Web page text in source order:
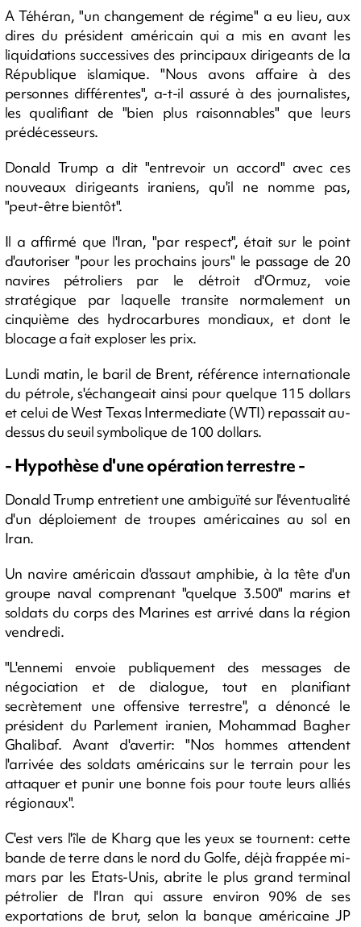
A Téhéran, "un changement de régime" a eu lieu, aux
dires du président américain qui a mis en avant les
liquidations successives des principaux dirigeants de la
République islamique. "Nous avons affaire à des
personnes différentes", a-t-il assuré à des journalistes,
les qualifiant de "bien plus raisonnables" que leurs
prédécesseurs.
Donald Trump a dit "entrevoir un accord" avec ces
nouveaux dirigeants iraniens, qu'il ne nomme pas,
"peut-être bientôt".
Il a affirmé que l'Iran, "par respect", était sur le point
d'autoriser "pour les prochains jours" le passage de 20
navires pétroliers par le détroit d'Ormuz, voie
stratégique par laquelle transite normalement un
cinquième des hydrocarbures mondiaux, et dont le
blocage a fait exploser les prix.
Lundi matin, le baril de Brent, référence internationale
du pétrole, s'échangeait ainsi pour quelque 115 dollars
et celui de West Texas Intermediate (WTI) repassait au-
dessus du seuil symbolique de 100 dollars.
- Hypothèse d'une opération terrestre -
Donald Trump entretient une ambiguïté sur l'éventualité
d'un déploiement de troupes américaines au sol en
Iran.
Un navire américain d'assaut amphibie, à la tête d'un
groupe naval comprenant "quelque 3.500" marins et
soldats du corps des Marines est arrivé dans la région
vendredi.
"L'ennemi envoie publiquement des messages de
négociation et de dialogue, tout en planifiant
secrètement une offensive terrestre", a dénoncé le
président du Parlement iranien, Mohammad Bagher
Ghalibaf. Avant d'avertir: "Nos hommes attendent
l'arrivée des soldats américains sur le terrain pour les
attaquer et punir une bonne fois pour toute leurs alliés
régionaux".
C'est vers l'île de Kharg que les yeux se tournent: cette
bande de terre dans le nord du Golfe, déjà frappée mi-
mars par les Etats-Unis, abrite le plus grand terminal
pétrolier de l'Iran qui assure environ 90% de ses
exportations de brut, selon la banque américaine JP